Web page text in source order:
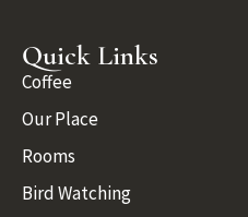
Quick Links
Coffee
Our Place
Rooms
Bird Watching